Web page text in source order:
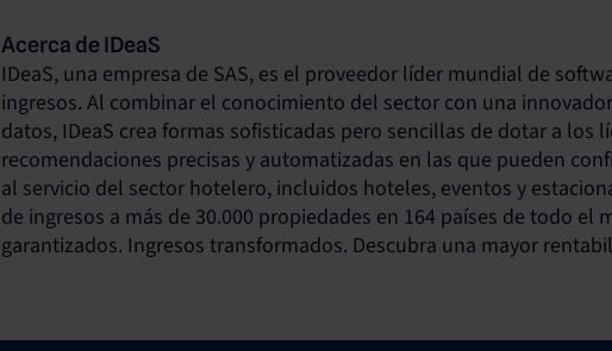
Acerca de IDeaS
IDeaS, una empresa de SAS, es el proveedor líder mundial de
ingresos. Al combinar el conocimiento del sector con una
datos, IDeaS crea formas sofisticadas pero sencillas de dotar a los
recomendaciones precisas y automatizadas en las que pueden
al servicio del sector hotelero, incluidos hoteles, eventos y
de ingresos a más de 30.000 propiedades en 164 países de todo el
garantizados. Ingresos transformados. Descubra una mayor